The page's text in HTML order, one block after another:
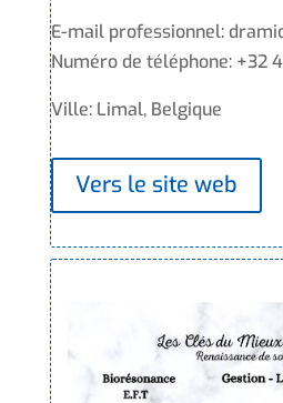
E-mail professionnel:
Numéro de téléphone: +32
Ville: Limal, Belgique
Vers le site web